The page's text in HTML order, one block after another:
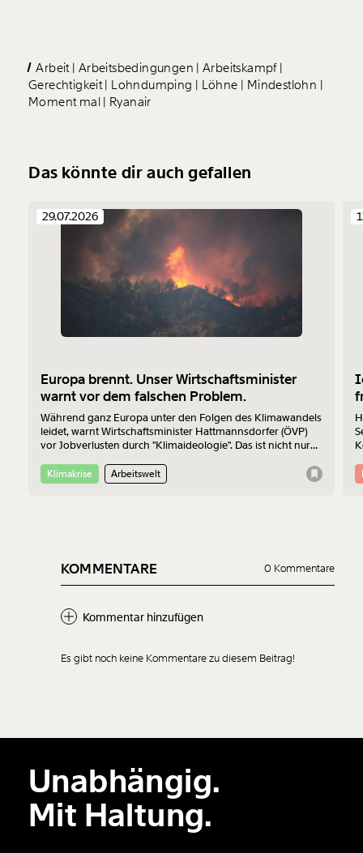
Arbeit Arbeitsbedingungen
Arbeitskampf
Gerechtigkeit Lohndumping Löhne
Mindestlohn
Moment mal
Ryanair
Das könnte dir auch gefallen
29.07.2026
Europa brennt. Unser Wirtschaftsminister
warnt vor dem falschen Problem.
Während ganz Europa unter den Folgen des Klimawandels
leidet, warnt Wirtschaftsminister Hattmannsdorfer (ÖVP)
vor Jobverlusten durch "Klimaideologie". Das ist nicht nur
falsch.
Klimakrise Arbeitswelt
KOMMENTARE 0 Kommentare
Kommentar hinzufügen
Der Inhalt dieses Feldes wird nicht öffentlich zugänglich angezeigt.
Es gibt noch keine Kommentare zu diesem Beitrag!
Unabhängig.
Mit Haltung.